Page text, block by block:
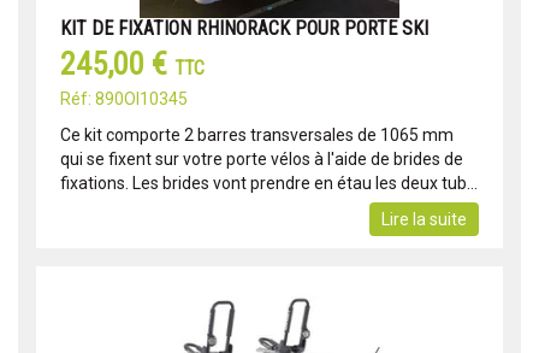
KIT DE FIXATION RHINORACK POUR PORTE SKI
245,00 € TTC
Réf: 890OI10345
Ce kit comporte 2 barres transversales de 1065 mm
qui se fixent sur votre porte vélos à l'aide de brides de
fixations. Les brides vont prendre en étau les deux tub...
Lire la suite